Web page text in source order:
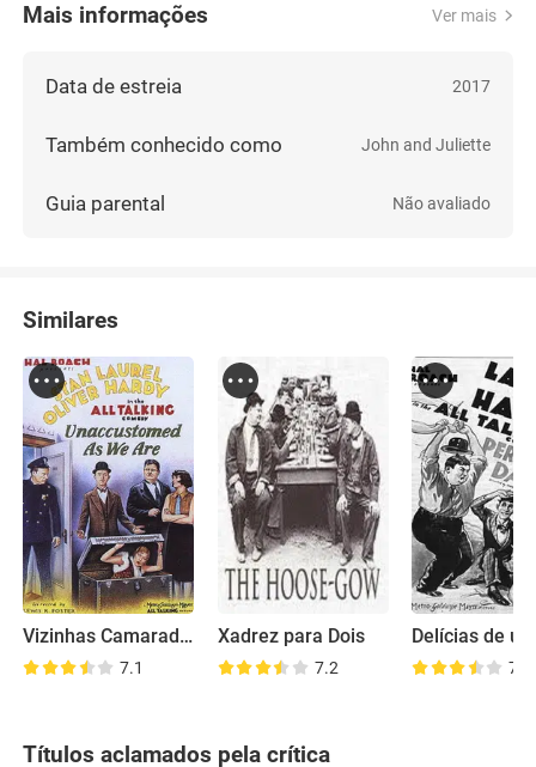
Mais informações Ver mais
Data de estreia 2017
Também conhecido como John and Juliette
Guia parental Não avaliado
Similares
Vizinhas Camaradas
7.1
Xadrez para Dois
7.2 7.3
Títulos aclamados pela crítica